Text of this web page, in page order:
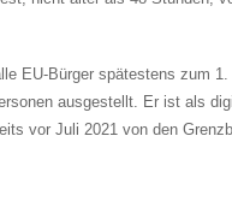
EU-Bürger spätestens zum
ausgestellt. Er ist als
vor Juli 2021 von den